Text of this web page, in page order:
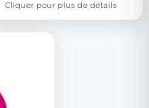
Cliquer pour plus de détails